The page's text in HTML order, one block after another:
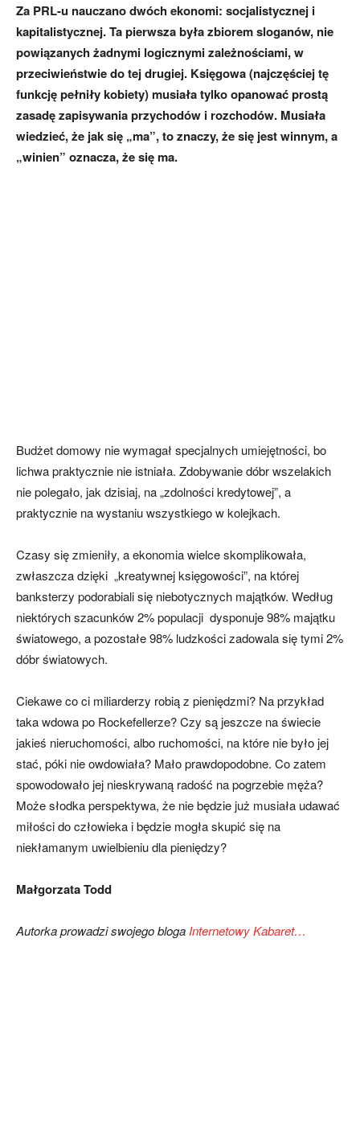
Za PRL-u nauczano dwóch ekonomi: socjalistycznej i
kapitalistycznej. Ta pierwsza była zbiorem sloganów, nie
powiązanych żadnymi logicznymi zależnościami, w
przeciwieństwie do tej drugiej. Księgowa (najczęściej tę
funkcję pełniły kobiety) musiała tylko opanować prostą
zasadę zapisywania przychodów i rozchodów. Musiała
wiedzieć, że jak się „ma”, to znaczy, że się jest winnym, a
„winien” oznacza, że się ma.
Budżet domowy nie wymagał specjalnych umiejętności, bo
lichwa praktycznie nie istniała. Zdobywanie dóbr wszelakich
nie polegało, jak dzisiaj, na „zdolności kredytowej”, a
praktycznie na wystaniu wszystkiego w kolejkach.
Czasy się zmieniły, a ekonomia wielce skomplikowała,
zwłaszcza dzięki „kreatywnej księgowości”, na której
banksterzy podorabiali się niebotycznych majątków. Według
niektórych szacunków 2% populacji dysponuje 98% majątku
światowego, a pozostałe 98% ludzkości zadowala się tymi 2%
dóbr światowych.
Ciekawe co ci miliarderzy robią z pieniędzmi? Na przykład
taka wdowa po Rockefellerze? Czy są jeszcze na świecie
jakieś nieruchomości, albo ruchomości, na które nie było jej
stać, póki nie owdowiała? Mało prawdopodobne. Co zatem
spowodowało jej nieskrywaną radość na pogrzebie męża?
Może słodka perspektywa, że nie będzie już musiała udawać
miłości do człowieka i będzie mogła skupić się na
niekłamanym uwielbieniu dla pieniędzy?
Małgorzata Todd
Autorka prowadzi swojego bloga Internetowy Kabaret…